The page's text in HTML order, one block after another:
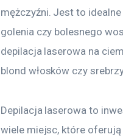
mężczyźni. Jest to
golenia czy bolesnego
depilacja laserowa na
blond włosków czy
Depilacja laserowa to
wiele miejsc, które